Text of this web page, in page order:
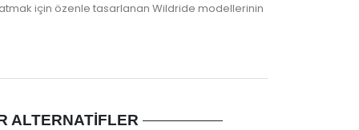
için özenle tasarlanan Wildride modellerinin
ALTERNATIFLER